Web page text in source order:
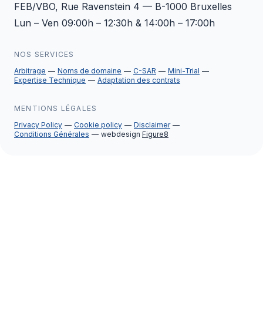
FEB/VBO, Rue Ravenstein 4 — B-1000 Bruxelles
Lun – Ven 09:00h – 12:30h & 14:00h – 17:00h
NOS SERVICES
Arbitrage
Noms de domaine C-SAR
Mini-Trial
Expertise Technique
Adaptation des contrats
MENTIONS LÉGALES
Privacy Policy
Cookie policy
Disclaimer
Conditions Générales
webdesign Figure8